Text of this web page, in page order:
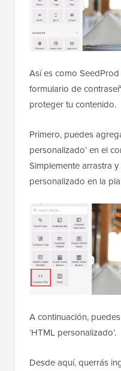
Así es como
formulario de
proteger tu contenido.
Primero, puedes
personalizado’ en el
Simplemente arrastra
personalizado en la
A continuación,
‘HTML personalizado’.
Desde aquí, querrás